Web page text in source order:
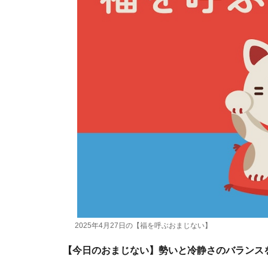
2025年4月27日の【福を呼ぶおまじない】
【今日のおまじない】勢いと冷静さのバランス